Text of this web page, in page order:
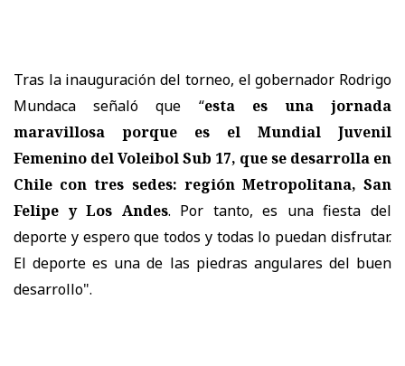
Tras la inauguración del torneo, el gobernador Rodrigo
Mundaca señaló que “esta es una jornada
maravillosa porque es el Mundial Juvenil
Femenino del Voleibol Sub 17, que se desarrolla en
Chile con tres sedes: región Metropolitana, San
Felipe y Los Andes. Por tanto, es una fiesta del
deporte y espero que todos y todas lo puedan disfrutar.
El deporte es una de las piedras angulares del buen
desarrollo".